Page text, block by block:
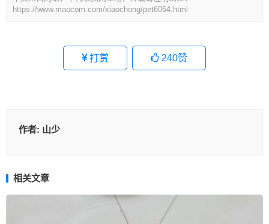
https://www.maocom.com/xiaochong/pet6064.html
打赏 240赞
作者: 山少
相关文章